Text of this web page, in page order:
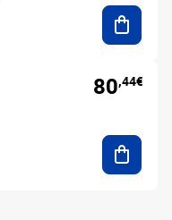
80,44€